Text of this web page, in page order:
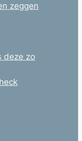
zeggen
deze zo